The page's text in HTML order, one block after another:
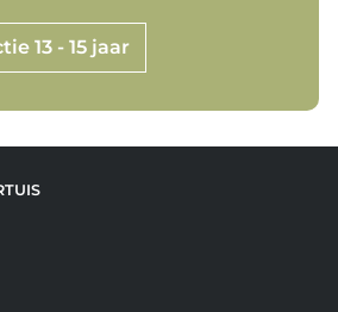
13 - 15 jaar